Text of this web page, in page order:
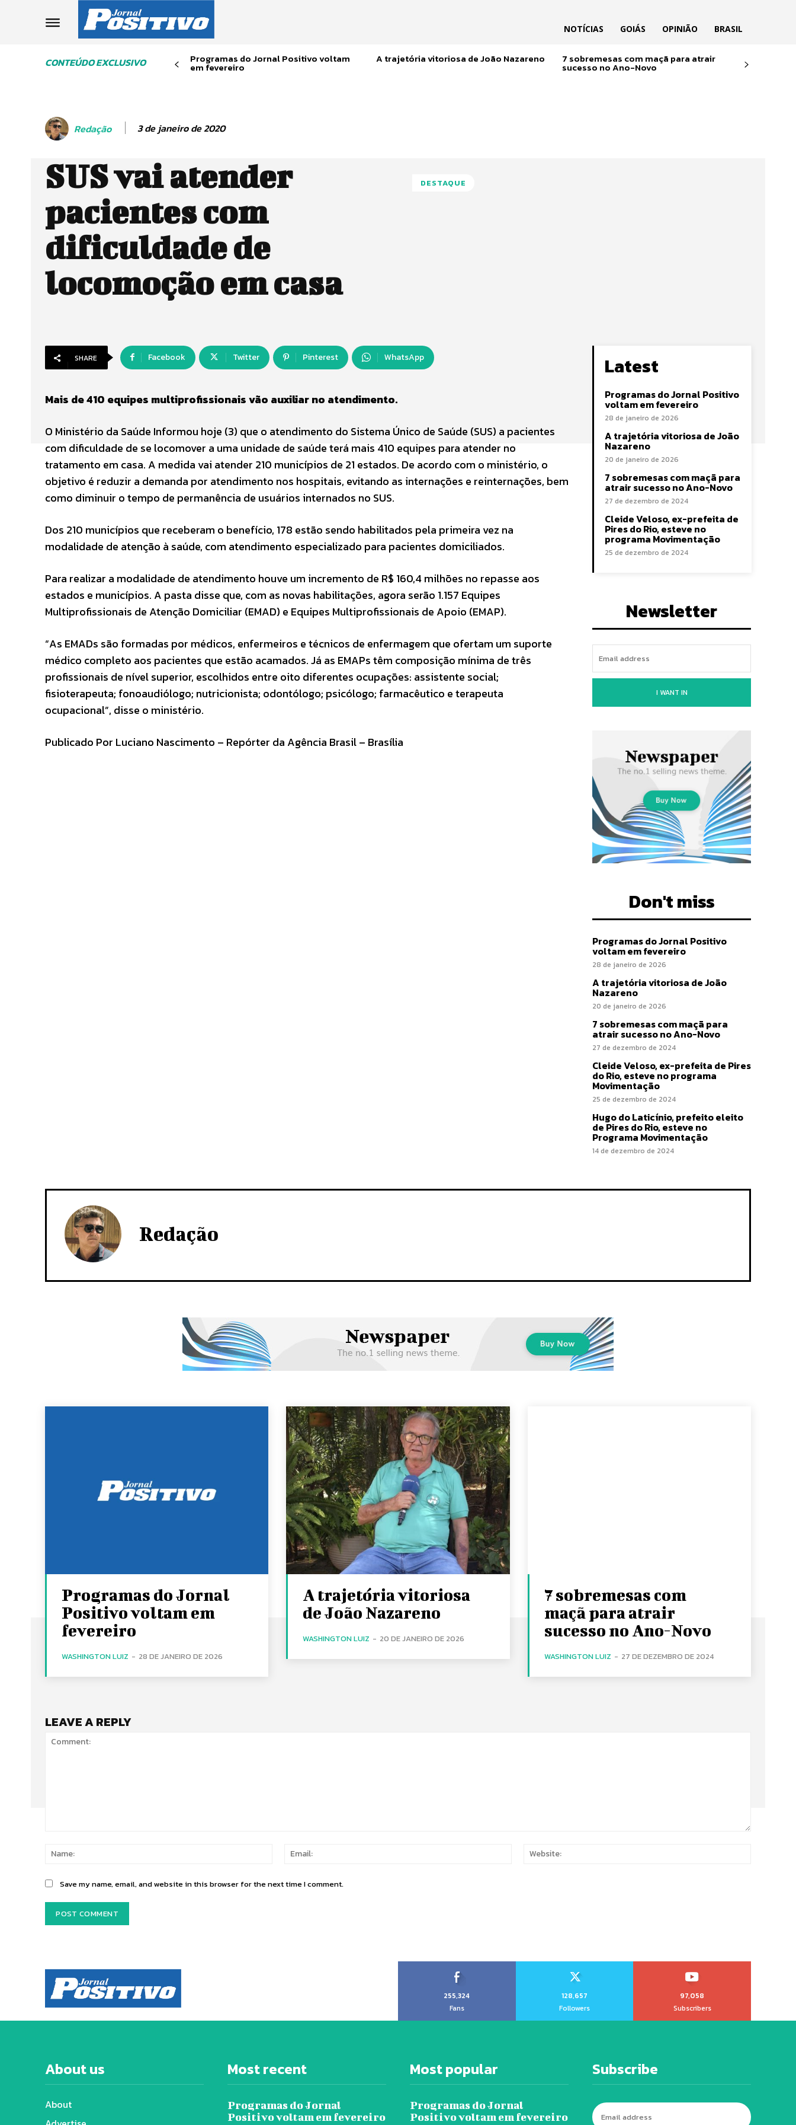
NOTÍCIAS GOIÁS OPINIÃO BRASIL
CONTEÚDO EXCLUSIVO Programas do Jornal Positivo voltam
em fevereiro
A trajetória vitoriosa de João Nazareno 7 sobremesas com maçã para atrair
sucesso no Ano-Novo
Redação 3 de janeiro de 2020
SUS vai atender
pacientes com
dificuldade de
locomoção em casa
DESTAQUE
SHARE Facebook Twitter Pinterest WhatsApp
Mais de 410 equipes multiprofissionais vão auxiliar no atendimento.
O Ministério da Saúde Informou hoje (3) que o atendimento do Sistema Único de Saúde (SUS) a pacientes
com dificuldade de se locomover a uma unidade de saúde terá mais 410 equipes para atender no
tratamento em casa. A medida vai atender 210 municípios de 21 estados. De acordo com o ministério, o
objetivo é reduzir a demanda por atendimento nos hospitais, evitando as internações e reinternações, bem
como diminuir o tempo de permanência de usuários internados no SUS.
Dos 210 municípios que receberam o benefício, 178 estão sendo habilitados pela primeira vez na
modalidade de atenção à saúde, com atendimento especializado para pacientes domiciliados.
Para realizar a modalidade de atendimento houve um incremento de R$ 160,4 milhões no repasse aos
estados e municípios. A pasta disse que, com as novas habilitações, agora serão 1.157 Equipes
Multiprofissionais de Atenção Domiciliar (EMAD) e Equipes Multiprofissionais de Apoio (EMAP).
“As EMADs são formadas por médicos, enfermeiros e técnicos de enfermagem que ofertam um suporte
médico completo aos pacientes que estão acamados. Já as EMAPs têm composição mínima de três
profissionais de nível superior, escolhidos entre oito diferentes ocupações: assistente social;
fisioterapeuta; fonoaudiólogo; nutricionista; odontólogo; psicólogo; farmacêutico e terapeuta
ocupacional”, disse o ministério.
Publicado Por Luciano Nascimento – Repórter da Agência Brasil – Brasília
Latest
Programas do Jornal Positivo
voltam em fevereiro
28 de janeiro de 2026
A trajetória vitoriosa de João
Nazareno
20 de janeiro de 2026
7 sobremesas com maçã para
atrair sucesso no Ano-Novo
27 de dezembro de 2024
Cleide Veloso, ex-prefeita de
Pires do Rio, esteve no
programa Movimentação
25 de dezembro de 2024
Newsletter
I WANT IN
Don't miss
Programas do Jornal Positivo
voltam em fevereiro
28 de janeiro de 2026
A trajetória vitoriosa de João
Nazareno
20 de janeiro de 2026
7 sobremesas com maçã para
atrair sucesso no Ano-Novo
27 de dezembro de 2024
Cleide Veloso, ex-prefeita de Pires
do Rio, esteve no programa
Movimentação
25 de dezembro de 2024
Hugo do Laticínio, prefeito eleito
de Pires do Rio, esteve no
Programa Movimentação
14 de dezembro de 2024
Redação
Programas do Jornal
Positivo voltam em
fevereiro
WASHINGTON LUIZ - 28 DE JANEIRO DE 2026
A trajetória vitoriosa
de João Nazareno
WASHINGTON LUIZ - 20 DE JANEIRO DE 2026
7 sobremesas com
maçã para atrair
sucesso no Ano-Novo
WASHINGTON LUIZ - 27 DE DEZEMBRO DE 2024
LEAVE A REPLY
Name:
Email:
Save my name, email, and website in this browser for the next time I comment.
255,324
Fans
128,657
Followers
97,058
Subscribers
About us
About
Most recent
Programas do Jornal
Positivo voltam em fevereiro
Most popular
Programas do Jornal
Positivo voltam em fevereiro
Subscribe